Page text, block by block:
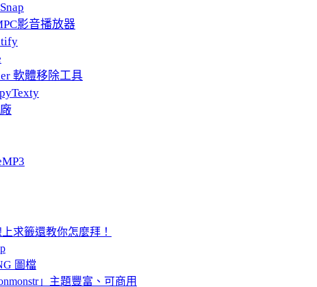
影音播放器
軟體移除工具
求籤還教你怎麼拜！
圖檔
」主題豐富、可商用